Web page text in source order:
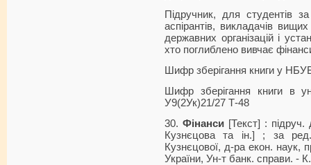
Підручник, для студентів
аспірантів, викладачів
державних організацій і
хто поглиблено вивчає
Шифр зберігання книги у
Шифр зберігання книги в
У9(2Ук)21/27 Т-48
30. Фінанси[Текст] :
Кузнєцова та ін.] ; за
Кузнєцової, д-ра екон.
України, Ун-т банк. справи. -